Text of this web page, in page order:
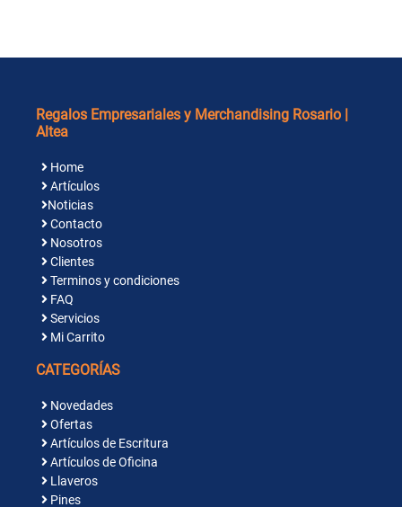
Regalos Empresariales y Merchandising Rosario |
Altea
Home
Artículos
Noticias
Contacto
Nosotros
Clientes
Terminos y condiciones
FAQ
Servicios
Mi Carrito
CATEGORÍAS
Novedades
Ofertas
Artículos de Escritura
Artículos de Oficina
Llaveros
Pines